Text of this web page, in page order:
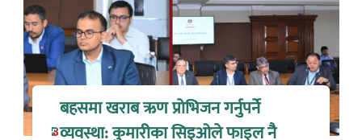
बहसमा खराब ऋण प्रोभिजन गर्नुपर्ने
व्यवस्था: कुमारीका सिइओले फाइल नै